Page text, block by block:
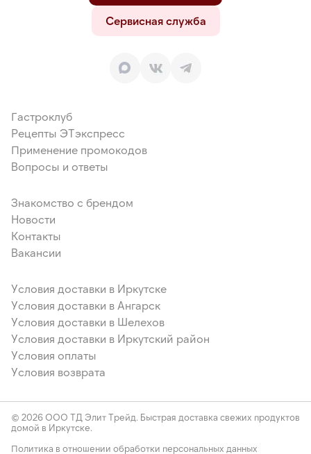
Сервисная служба
Гастроклуб
Рецепты ЭТэкспресс
Применение промокодов
Вопросы и ответы
Знакомство с брендом
Новости
Контакты
Вакансии
Условия доставки в Иркутске
Условия доставки в Ангарск
Условия доставки в Шелехов
Условия доставки в Иркутский район
Условия оплаты
Условия возврата
© 2026 ООО ТД Элит Трейд. Быстрая доставка свежих продуктов
домой в Иркутске.
Политика в отношении обработки персональных данных